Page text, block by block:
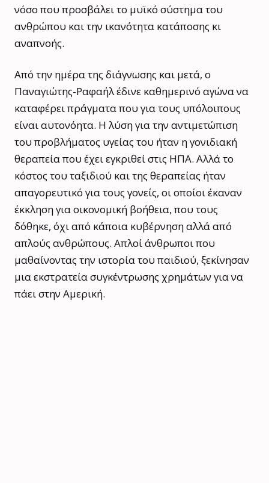
νόσο που προσβάλει το μυϊκό σύστημα του
ανθρώπου και την ικανότητα κατάποσης κι
αναπνοής.
Από την ημέρα της διάγνωσης και μετά, ο
Παναγιώτης-Ραφαήλ έδινε καθημερινό αγώνα να
καταφέρει πράγματα που για τους υπόλοιπους
είναι αυτονόητα. Η λύση για την αντιμετώπιση
του προβλήματος υγείας του ήταν η γονιδιακή
θεραπεία που έχει εγκριθεί στις ΗΠΑ. Αλλά το
κόστος του ταξιδιού και της θεραπείας ήταν
απαγορευτικό για τους γονείς, οι οποίοι έκαναν
έκκληση για οικονομική βοήθεια, που τους
δόθηκε, όχι από κάποια κυβέρνηση αλλά από
απλούς ανθρώπους. Απλοί άνθρωποι που
μαθαίνοντας την ιστορία του παιδιού, ξεκίνησαν
μια εκστρατεία συγκέντρωσης χρημάτων για να
πάει στην Αμερική.